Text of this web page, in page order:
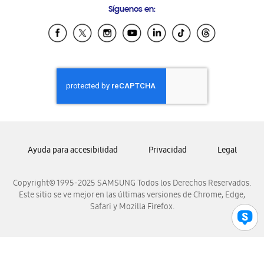
Samsung Ecuador
Samsung El Salvador
Samsung Honduras
Samsung Nicaragua
Samsung Panamá
Samsung Venezuela
Síguenos en:
Copyright© 1995-2025 SAMSUNG Todos los Derechos Reservados.
Este sitio se ve mejor en las últimas versiones de Chrome, Edge,
Safari y Mozilla Firefox.
Ayuda para accesibilidad Privacidad Legal